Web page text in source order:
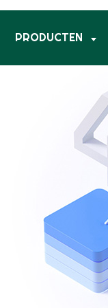
PRODUCTEN